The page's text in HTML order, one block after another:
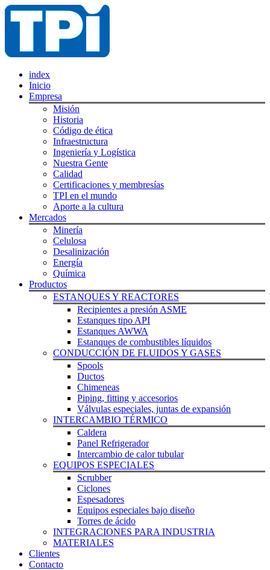
index
Inicio
Empresa
Misión
Historia
Código de ética
Infraestructura
Ingeniería y Logística
Nuestra Gente
Calidad
Certificaciones y membresías
TPI en el mundo
Aporte a la cultura
Mercados
Minería
Celulosa
Desalinización
Energía
Química
Productos
ESTANQUES Y REACTORES
Recipientes a presión ASME
Estanques tipo API
Estanques AWWA
Estanques de combustibles líquidos
CONDUCCIÓN DE FLUIDOS Y GASES
Spools
Ductos
Chimeneas
Piping, fitting y accesorios
Válvulas especiales, juntas de expansión
INTERCAMBIO TÉRMICO
Caldera
Panel Refrigerador
Intercambio de calor tubular
EQUIPOS ESPECIALES
Scrubber
Ciclones
Espesadores
Equipos especiales bajo diseño
Torres de ácido
INTEGRACIONES PARA INDUSTRIA
MATERIALES
Clientes
Contacto